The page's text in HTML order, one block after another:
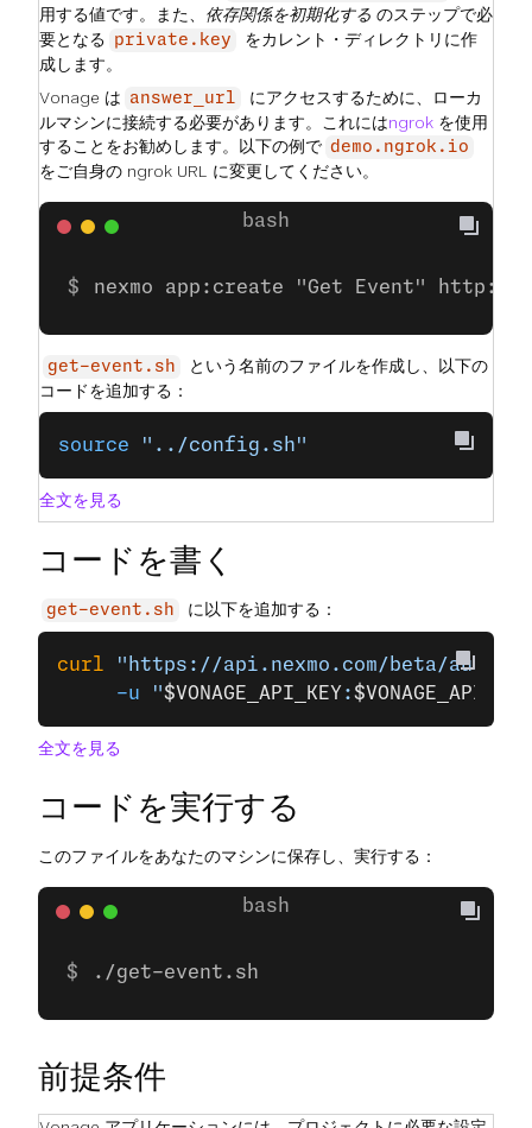
用する値です。また、 依存関係を初期化する のステップで必
要となる
private.key
をカレント・ディレクトリに作
成します。
Vonage は
answer_url
にアクセスするために、ローカ
ルマシンに接続する必要があります。これにはngrok を使用
することをお勧めします。以下の例で demo.ngrok.io
をご自身の ngrok URL に変更してください。
nexmo app:create "Get Event" http://
get-event.sh
という名前のファイルを作成し、以下の
コードを追加する：
source "../config.sh"
全文を見る
コードを書く
get-event.sh に以下を追加する：
curl "https://api.nexmo.com/beta/audit/
     -u
"$VONAGE_API_KEY :
全文を見る
コードを実行する
このファイルをあなたのマシンに保存し、実行する：
./get-event.sh
前提条件